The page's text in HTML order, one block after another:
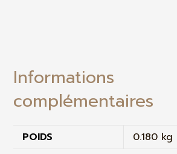
Informations
complémentaires
POIDS 0.180 kg